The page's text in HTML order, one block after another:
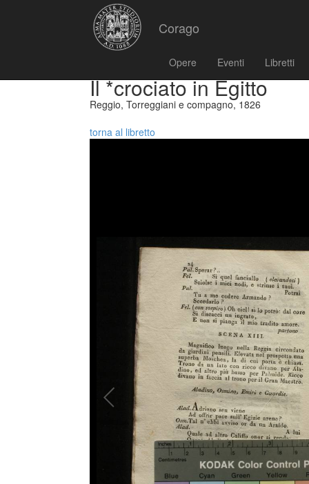
Corago
Opere Eventi Libretti
Il *crociato in Egitto
Reggio, Torreggiani e compagno, 1826
torna al libretto